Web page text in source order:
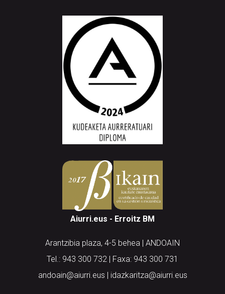
Aiurri.eus - Erroitz BM
Arantzibia plaza, 4-5 behea | ANDOAIN
Tel.: 943 300 732 | Faxa: 943 300 731
andoain@aiurri.eus | idazkaritza@aiurri.eus